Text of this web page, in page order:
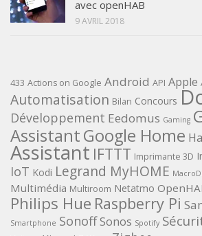
avec openHAB
9 AVRIL 2018
433 Actions on Google Android API Apple
Automatisation Bilan Concours
Développement Eedomus Gaming
AssistantGoogle Home
Assistant IFTTT Imprimante 3D
IoT Kodi Legrand MyHOME
Multimédia Multiroom Netatmo
Philips Hue Raspberry Pi
Smartphone SonoffSonos Spotify